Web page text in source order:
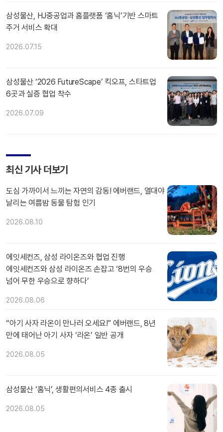
삼성물산, HJ중공업과 홈플랫폼 ‘홈닉’기반 스마트
주거 서비스 확대
2026.07.15
삼성물산 ‘2026 FutureScape’ 킥오프, 스타트업
6곳과 실증 협업 착수
2026.07.09
최신 기사 더보기
도심 가까이서 느끼는 자연의 감동! 에버랜드, 열대야
날리는 여름밤 동물 탐험 인기
2026.08.10
에잇세컨즈, 삼성 라이온즈와 협업 진행
에잇세컨즈와 삼성 라이온즈 손잡고 ‘8번의 우승
넘어 무한 우승으로 향하다’
2026.08.06
“아기 사자 라온이 만나러 오세요!” 에버랜드, 8년
만에 태어난 아기 사자 ‘라온’ 일반 공개
2026.08.05
삼성물산 ‘홈닉’, 생활편의서비스 4종 출시
2026.08.05